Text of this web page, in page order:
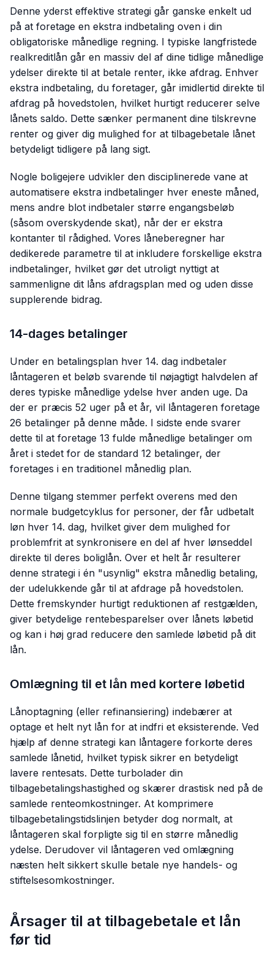
Denne yderst effektive strategi går ganske enkelt ud
på at foretage en ekstra indbetaling oven i din
obligatoriske månedlige regning. I typiske langfristede
realkreditlån går en massiv del af dine tidlige månedlige
ydelser direkte til at betale renter, ikke afdrag. Enhver
ekstra indbetaling, du foretager, går imidlertid direkte til
afdrag på hovedstolen, hvilket hurtigt reducerer selve
lånets saldo. Dette sænker permanent dine tilskrevne
renter og giver dig mulighed for at tilbagebetale lånet
betydeligt tidligere på lang sigt.
Nogle boligejere udvikler den disciplinerede vane at
automatisere ekstra indbetalinger hver eneste måned,
mens andre blot indbetaler større engangsbeløb
(såsom overskydende skat), når der er ekstra
kontanter til rådighed. Vores låneberegner har
dedikerede parametre til at inkludere forskellige ekstra
indbetalinger, hvilket gør det utroligt nyttigt at
sammenligne dit låns afdragsplan med og uden disse
supplerende bidrag.
14-dages betalinger
Under en betalingsplan hver 14. dag indbetaler
låntageren et beløb svarende til nøjagtigt halvdelen af
deres typiske månedlige ydelse hver anden uge. Da
der er præcis 52 uger på et år, vil låntageren foretage
26 betalinger på denne måde. I sidste ende svarer
dette til at foretage 13 fulde månedlige betalinger om
året i stedet for de standard 12 betalinger, der
foretages i en traditionel månedlig plan.
Denne tilgang stemmer perfekt overens med den
normale budgetcyklus for personer, der får udbetalt
løn hver 14. dag, hvilket giver dem mulighed for
problemfrit at synkronisere en del af hver lønseddel
direkte til deres boliglån. Over et helt år resulterer
denne strategi i én "usynlig" ekstra månedlig betaling,
der udelukkende går til at afdrage på hovedstolen.
Dette fremskynder hurtigt reduktionen af restgælden,
giver betydelige rentebesparelser over lånets løbetid
og kan i høj grad reducere den samlede løbetid på dit
lån.
Omlægning til et lån med kortere løbetid
Lånoptagning (eller refinansiering) indebærer at
optage et helt nyt lån for at indfri et eksisterende. Ved
hjælp af denne strategi kan låntagere forkorte deres
samlede lånetid, hvilket typisk sikrer en betydeligt
lavere rentesats. Dette turbolader din
tilbagebetalingshastighed og skærer drastisk ned på de
samlede renteomkostninger. At komprimere
tilbagebetalingstidslinjen betyder dog normalt, at
låntageren skal forpligte sig til en større månedlig
ydelse. Derudover vil låntageren ved omlægning
næsten helt sikkert skulle betale nye handels- og
stiftelsesomkostninger.
Årsager til at tilbagebetale et lån
før tid